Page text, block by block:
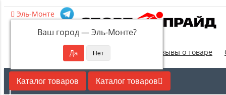
Эль-Монте
Ваш город —Эль-Монте?
Отзывы о товаре
Каталог товаров Каталог товаров